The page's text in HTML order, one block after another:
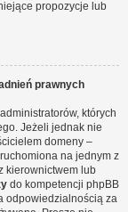
propozycje lub
prawnych
których
Jeżeli jednak nie
domeny –
na jednym z
kierownictwem lub
do kompetencji phpBB
odpowiedzialnością za